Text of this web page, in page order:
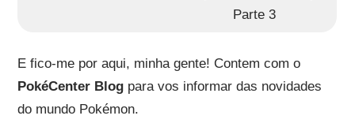
Parte 3
E fico-me por aqui, minha gente! Contem com o
PokéCenter Blogpara vos informar das novidades
do mundo Pokémon.